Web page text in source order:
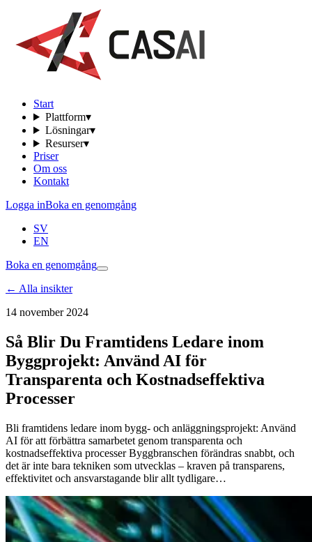
Start
Plattform▾
Lösningar▾
Resurser▾
Priser
Om oss
Kontakt
Logga inBoka en genomgång
SV
EN
Boka en genomgång
← Alla insikter
14 november 2024
Så Blir Du Framtidens Ledare inom
Byggprojekt: Använd AI för
Transparenta och Kostnadseffektiva
Processer
Bli framtidens ledare inom bygg- och anläggningsprojekt: Använd
AI för att förbättra samarbetet genom transparenta och
kostnadseffektiva processer Byggbranschen förändras snabbt, och
det är inte bara tekniken som utvecklas – kraven på transparens,
effektivitet och ansvarstagande blir allt tydligare…